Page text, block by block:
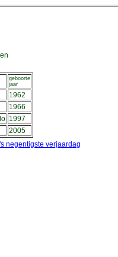
geboorte
jaar
1962
1966
1997
2005
negentigste verjaardag